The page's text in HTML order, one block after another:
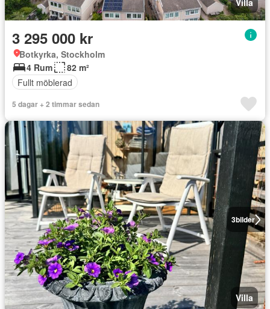
Villa
3 295 000 kr
Botkyrka, Stockholm
4 Rum
82 m²
Fullt möblerad
5 dagar + 2 timmar sedan
3bilder
Villa